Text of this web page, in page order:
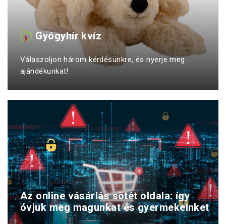
Gyógyhír kvíz
Válaszoljon három kérdésünkre, és nyerje meg
ajándékunkat!
Az online vásárlás sötét oldala: így
óvjuk meg magunkat és gyermekeinket